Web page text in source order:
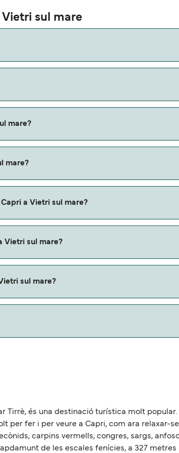
sul mare
online la información más actualizada.
mare?
mare?
de las compañías navieras.
a Vietri sul mare?
Vietri sul mare?
sul mare?
Tirrè, és una destinació turística molt
per fer i per veure a Capri, com ara relaxar-
carpins vermells, congres, sargs,
de les escales fenícies, a 327